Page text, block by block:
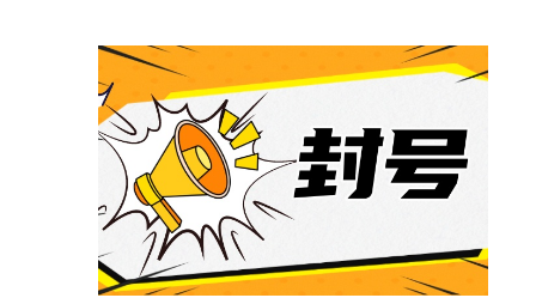
整，成功突围。以下三大策略，值得参考： 1. 投资
新技术，提升竞争门槛 通过AI工具提升内容生产效
率、通过自动化工具优化销售管理流程，不仅降本提
效，也有助于拓展获客渠道。 2.…
在此基础可以加入一些类似的需求，比如农民希望汽
车有挡泥板能够遮挡农田里飞溅的泥浆，虽然零售店
主对此需求要求并不强烈，但是可以把农民的需求融
入到这个以零售店主需求为代表的用户模型里。 那么
现在问题就来了，到底什么是用户角色呢？ 用户角色
其实就是真实用户的综合原型。我们对产品使用者的
目标、行为、观点等进行研究，将这些要素抽象综合
成为一组对典型产品使用者的描述，以辅助产品的决
策和设计。人物角色一般会包含一些个人基本信息，
就是个大卖场，客户来了就是疯狂比价，你没有主动
权。 做独立站是自己开“品牌旗舰店”！✨ 流量是你
的，客户也是你的。 我有个做户外家具的朋友，死守
平台时平均客单价才5000刀，转做独立站+谷歌广告
后，客单价直接飙到15000刀！📈 为什么？因为独立
站能通过内容筛选客户，把你展现得更专业，而不是
只会拼价格。 2️⃣ 选对渠道：谷歌还是FB？看这三
点！ 🎯 别瞎投钱了！选渠道有逻辑的： 看市场：
欧美发达国家、搜素意图强的，必须上 Google；南